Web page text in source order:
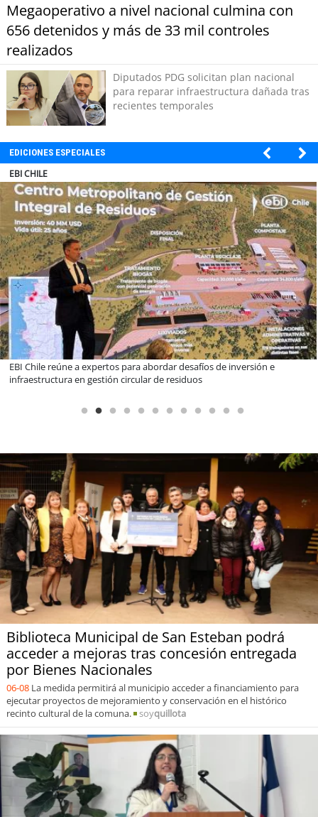
Megaoperativo a nivel nacional culmina con
656 detenidos y más de 33 mil controles
realizados
Diputados PDG solicitan plan nacional
para reparar infraestructura dañada tras
recientes temporales
EDICIONES ESPECIALES
SOPRAVAL
Más de 1.600 alumnos han sido parte de programa Súper Sano de
Sopraval en lo que va del año
Biblioteca Municipal de San Esteban podrá
acceder a mejoras tras concesión entregada
por Bienes Nacionales
06-08 La medida permitirá al municipio acceder a financiamiento para
ejecutar proyectos de mejoramiento y conservación en el histórico
recinto cultural de la comuna.
soyquillota